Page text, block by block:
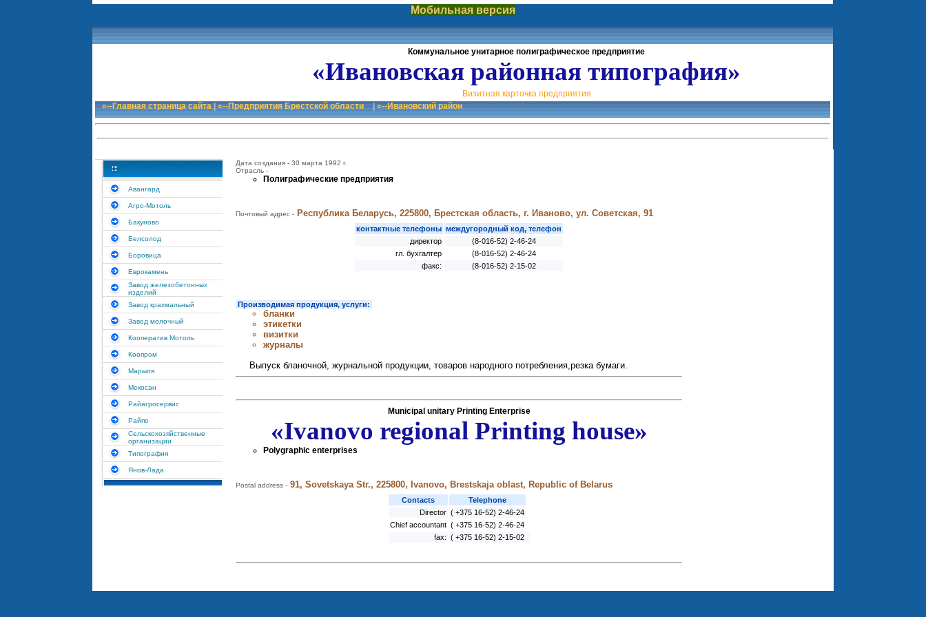
Мобильная версия
Коммунальное унитарное полиграфическое предприятие
«Ивановская районная типография»
Визитная карточка предприятия
«--Главная страница сайта|«--Предприятия Брестской области |«--Ивановский район
Авангард
Агро-Мотоль
Бакуново
Белсолод
Боровица
Еврокамень
Завод железобетонных
изделий
Завод крахмальный
Завод молочный
Кооператив Мотоль
Коопром
Марыля
Мекосан
Райагросервис
Райпо
Сельскохозяйственные
организации
Типография
Янов-Лада
Дата создания - 30 марта 1992 г.
Отрасль -
Полиграфические предприятия
Почтовый адрес - Республика Беларусь, 225800, Брестская область, г. Иваново, ул. Советская, 91
контактные телефоны междугородный код, телефон
директор
(8-016-52) 2-46-24
гл. бухгалтер
(8-016-52) 2-46-24
факс:
(8-016-52) 2-15-02
Производимая продукция, услуги:
бланки
этикетки
визитки
журналы
Выпуск бланочной, журнальной продукции, товаров народного потребления,резка бумаги.
Municipal unitary Printing Enterprise
«Ivanovo regional Printing house»
Polygraphic enterprises
Postal address - 91, Sovetskaya Str., 225800, Ivanovo, Brestskaja oblast, Republic of Belarus
Contacts
Telephone
Director ( +375 16-52) 2-46-24
Chief accountant ( +375 16-52) 2-46-24
fax: ( +375 16-52) 2-15-02